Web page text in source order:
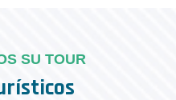
SU TOUR